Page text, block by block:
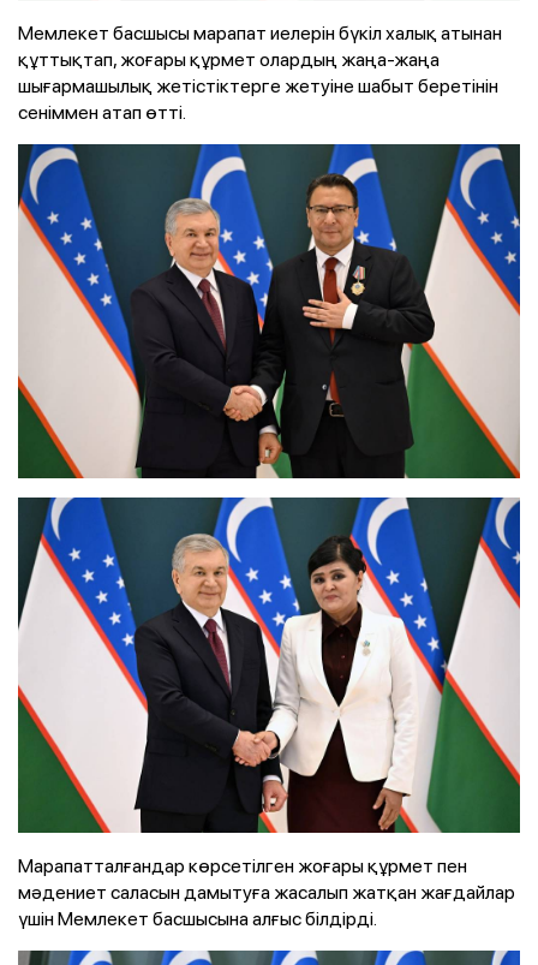
Мемлекет басшысы марапат иелерін бүкіл халық атынан
құттықтап, жоғары құрмет олардың жаңа-жаңа
шығармашылық жетістіктерге жетуіне шабыт беретінін
сеніммен атап өтті.
Марапатталғандар көрсетілген жоғары құрмет пен
мәдениет саласын дамытуға жасалып жатқан жағдайлар
үшін Мемлекет басшысына алғыс білдірді.